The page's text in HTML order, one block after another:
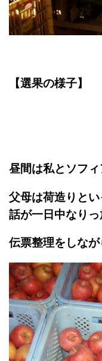
【選果の様子】
昼間は私とソフィ
父母は荷造りと
話が一日中なりっ
伝票整理をしなが